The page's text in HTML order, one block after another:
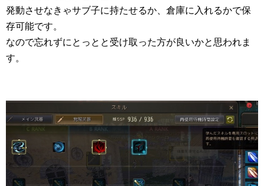
発動させなきゃサブ子に持たせるか、倉庫に入れるかで保
存可能です。
なので忘れずにとっとと受け取った方が良いかと思われま
す。